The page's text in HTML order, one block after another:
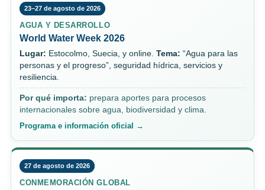
23–27 de agosto de 2026
AGUA Y DESARROLLO
World Water Week 2026
Lugar: Estocolmo, Suecia, y online. Tema: “Agua para las
personas y el progreso”, seguridad hídrica, servicios y
resiliencia.
Por qué importa: prepara aportes para procesos
internacionales sobre agua, biodiversidad y clima.
Programa e información oficial →
27 de agosto de 2026
CONMEMORACIÓN GLOBAL